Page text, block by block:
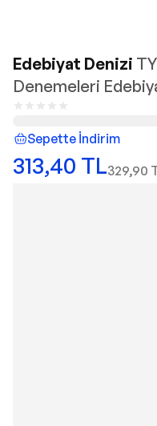
Edebiyat Denizi
Denemeleri
Sepette İndirim
313,40 TL329,90